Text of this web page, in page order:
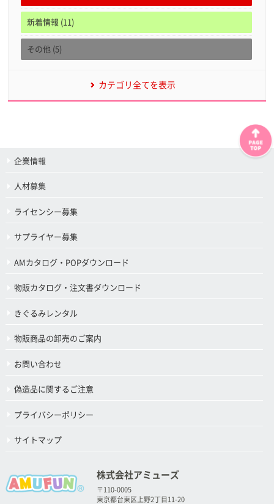
新着情報 (11)
その他 (5)
カテゴリ全てを表示
企業情報
人材募集
ライセンシー募集
サプライヤー募集
AMカタログ・POPダウンロード
物販カタログ・注文書ダウンロード
きぐるみレンタル
物販商品の卸売のご案内
お問い合わせ
偽造品に関するご注意
プライバシーポリシー
サイトマップ
株式会社アミューズ
〒110-0005
東京都台東区上野2丁目11-20